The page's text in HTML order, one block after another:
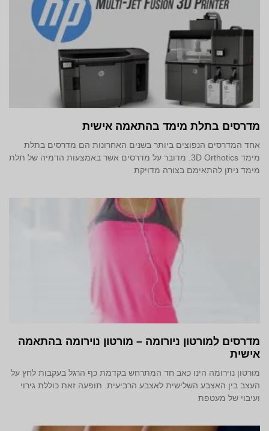
מדרסים בתלת מימד‎ בהתאמה אישית
אחד המדרסים הנפוצים ביותר בשנים האחרונות הם מדרסים בתלת
מימד 3D Orthotics. מדובר על מדרסים אשר באמצעות הדמיה של תלת
מימד ניתן להתאימם בצורה מדויקת
מדרסים למורטון ניורומה – מורטון נוירומה בהתאמה
אישית
מורטון נוירומה הינו כאב חד המתרחש בקדמת כף הרגל בעקבות לחץ על
העצב בין האצבע השלישית לאצבע הרביעית. תופעה זאת כוללת גירוי
ועיבוי של מעטפת